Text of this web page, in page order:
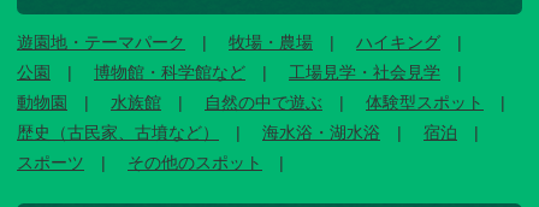
遊園地・テーマパーク 牧場・農場
ハイキング
公園
博物館・科学館など
工場見学・社会見学
動物園
水族館 自然の中で遊ぶ
体験型スポット
歴史（古民家、古墳など）
海水浴・湖水浴
宿泊
スポーツ
その他のスポット